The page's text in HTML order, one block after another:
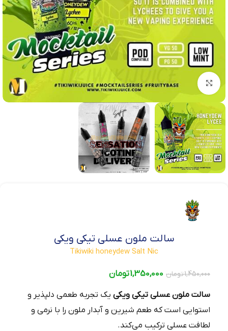
بزرگنمایی تصویر
سالت ملون عسلی تیکی ویکی
Tikiwiki honeydew Salt Nic
1,450,000تومان 1,350,000تومان
سالت ملون عسلی تیکی ویکی یک تجربه طعمی دلپذیر و
استوایی است که طعم شیرین و آبدار ملون را با نرمی و
لطافت عسلی ترکیب می‌کند.